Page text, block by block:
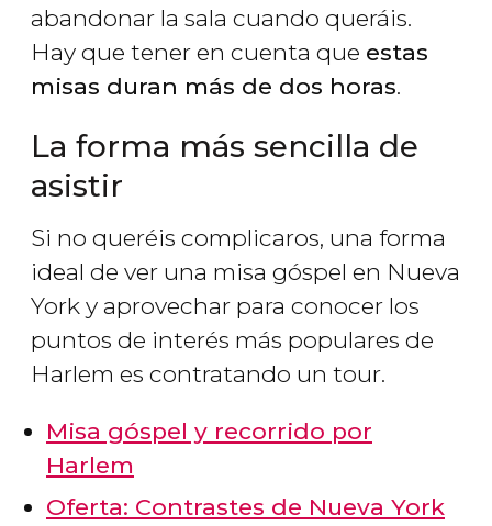
abandonar la sala cuando queráis.
Hay que tener en cuenta que estas
misas duran más de dos horas.
La forma más sencilla de
asistir
Si no queréis complicaros, una forma
ideal de ver una misa góspel en Nueva
York y aprovechar para conocer los
puntos de interés más populares de
Harlem es contratando un tour.
Misa góspel y recorrido por
Harlem
Oferta: Contrastes de Nueva York